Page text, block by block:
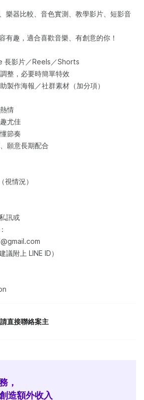
樂器比較、音色實測、教學影片、短影音
有趣，適合喜歡音樂、有創意的你！
長影片／Reels／Shorts
整，必要時簡單特效
製作海報／社群素材（加分項）
情
尤佳
節奏
願意長期配合
視情況）
訊或
議附上 LINE ID）
請直接聯絡案主
，
造額外收入